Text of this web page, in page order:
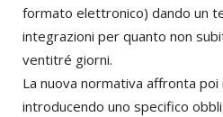
formato elettronico) dando un
integrazioni per quanto non
ventitré giorni.
La nuova normativa affronta
introducendo uno specifico